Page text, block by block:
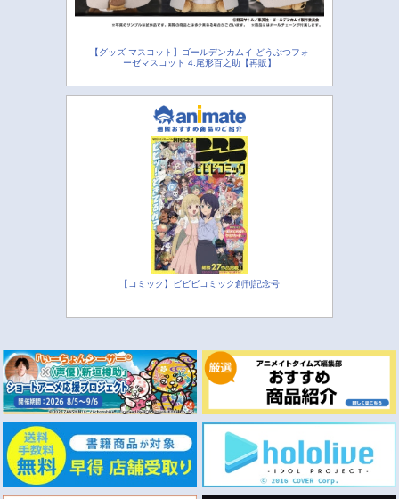
【グッズ-マスコット】ゴールデンカムイ どうぶつフォ
ーゼマスコット 4.尾形百之助【再販】
【コミック】ビビビコミック創刊記念号